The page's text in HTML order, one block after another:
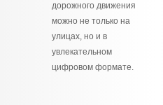
дорожного движения
можно не только на
улицах, но и в
увлекательном
цифровом формате.